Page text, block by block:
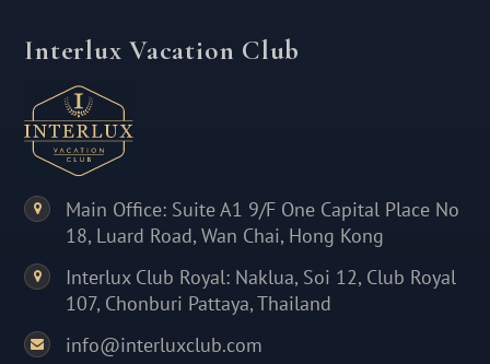
Interlux Vacation Club
Main Office: Suite A1 9/F One Capital Place No
18, Luard Road, Wan Chai, Hong Kong
Interlux Club Royal: Naklua, Soi 12, Club Royal
107, Chonburi Pattaya, Thailand
info@interluxclub.com